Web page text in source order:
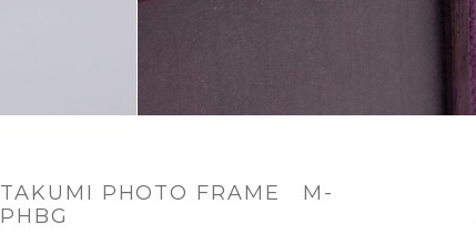
TAKUMI PHOTO FRAME M-
PHBG